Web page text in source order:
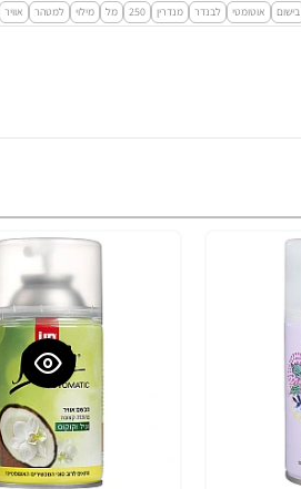
בישום אוטומטי לבנדר מנדרין 250 מל מילוי למטהר אוויר